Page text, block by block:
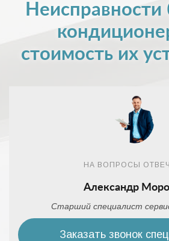
стоимость их
НА ВОПРОСЫ
Александр
Старший специалист
Заказать звонок